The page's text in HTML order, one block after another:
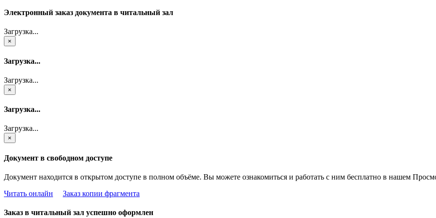
Электронный заказ документа в читальный зал
Загрузка...
×
Загрузка...
Загрузка...
×
Загрузка...
Загрузка...
×
Документ в свободном доступе
Документ находится в открытом доступе в полном объёме. Вы можете ознакомиться и работать с ним бесплатно в нашем
Читать онлайн
Заказ копии фрагмента
Заказ в читальный зал успешно оформлен